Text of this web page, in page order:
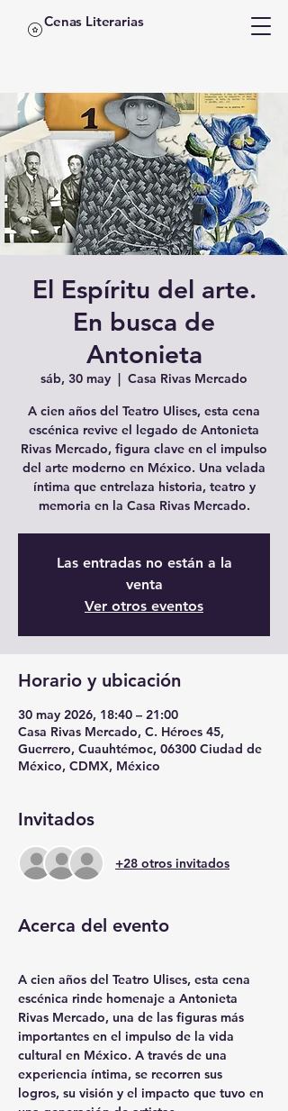
Cenas Literarias
El Espíritu del arte.
En busca de
Antonieta
sáb, 30 may
  |
Casa Rivas Mercado
A cien años del Teatro Ulises, esta cena
escénica revive el legado de Antonieta
Rivas Mercado, figura clave en el impulso
del arte moderno en México. Una velada
íntima que entrelaza historia, teatro y
memoria en la Casa Rivas Mercado.
Las entradas no están a la
venta
Ver otros eventos
Horario y ubicación
30 may 2026, 18:40 – 21:00
Casa Rivas Mercado, C. Héroes 45,
Guerrero, Cuauhtémoc, 06300 Ciudad de
México, CDMX, México
Invitados
+28 otros invitados
Acerca del evento
A cien años del Teatro Ulises, esta cena
escénica rinde homenaje a Antonieta
Rivas Mercado, una de las figuras más
importantes en el impulso de la vida
cultural en México. A través de una
experiencia íntima, se recorren sus
logros, su visión y el impacto que tuvo en